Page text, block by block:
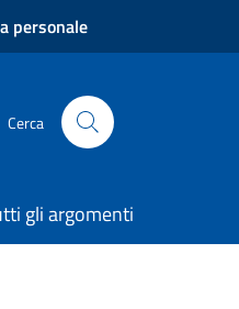
personale
Cerca
gli argomenti